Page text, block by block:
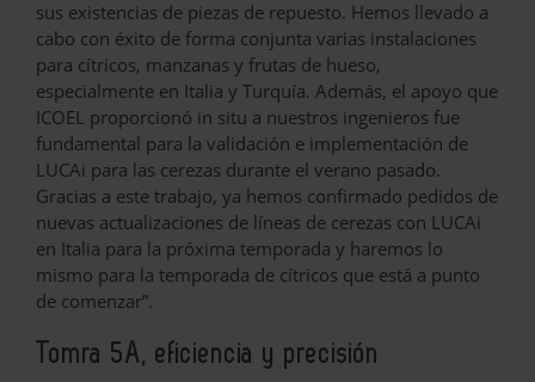
sus existencias de piezas de repuesto. Hemos llevado a
cabo con éxito de forma conjunta varias instalaciones
para cítricos, manzanas y frutas de hueso,
especialmente en Italia y Turquía. Además, el apoyo que
ICOEL proporcionó in situ a nuestros ingenieros fue
fundamental para la validación e implementación de
LUCAi para las cerezas durante el verano pasado.
Gracias a este trabajo, ya hemos confirmado pedidos de
nuevas actualizaciones de líneas de cerezas con LUCAi
en Italia para la próxima temporada y haremos lo
mismo para la temporada de cítricos que está a punto
de comenzar”.
Tomra 5A, eficiencia y precisión